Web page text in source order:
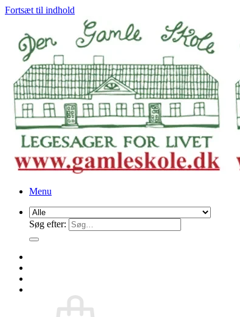
Fortsæt til indhold
Menu
Søg efter: